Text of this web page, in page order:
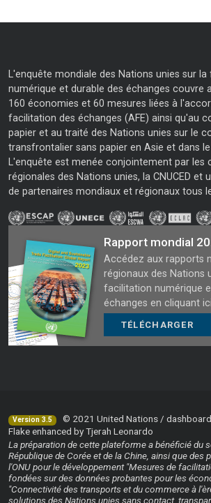
L'enquête mondiale des Nations unies sur
numérique et durable des échanges couvre
160 économies et 60 mesures liées à
facilitation des échanges (AFE) ainsi qu'au
papier et au traité des Nations unies sur le
transfrontalier sans papier en Asie et dans
L'enquête est menée conjointement par les
régionales des Nations unies, la CNUCED et
de partenaires mondiaux et régionaux tous
Rapport mondial
Accédez aux rapports
régionaux des Nations
facilitation numérique
échanges en cliquant
TÉLÉCHARGER
Version 3.5
© 2021 United Nations /
Flake enhanced by Tjerah Leonardo
La préparation de cette plateforme a bénéficié du
République de Corée et de la Chine, ainsi que des
l'ONU pour le développement "Mesures de
fondées sur des données probantes pour les
"Connectivité des transports et du commerce à
solutions des Nations unies sans contact,